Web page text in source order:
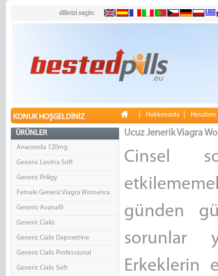
dilinizi seçin:
KONUK HOŞGELDINIZ Hakkımızda Hesabım
ÜRÜNLER
Anaconda 120mg
Generic Levitra Soft
Generic Priligy
Female Generic Viagra Womenra
Generic Avanafil
Generic Cialis
Generic Cialis Dapoxetine
Generic Cialis Professional
Generic Cialis Soft
Ucuz Jenerik Viagra
Cinsel
günden
sorunlar
Erkeklerin